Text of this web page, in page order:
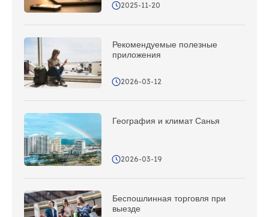
2025-11-20
Рекомендуемые полезные
приложения
2026-03-12
География и климат Санья
2026-03-19
Беспошлинная торговля при
выезде